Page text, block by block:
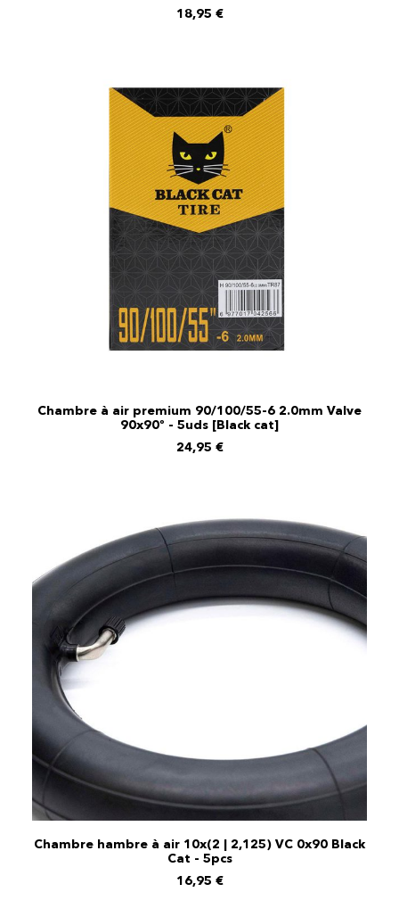
18,95 €
AJOUTER AU PANIER
Chambre à air premium 90/100/55-6 2.0mm Valve
90x90º - 5uds [Black cat]
24,95 €
AJOUTER AU PANIER
Chambre hambre à air 10x(2 | 2,125) VC 0x90 Black
Cat - 5pcs
16,95 €